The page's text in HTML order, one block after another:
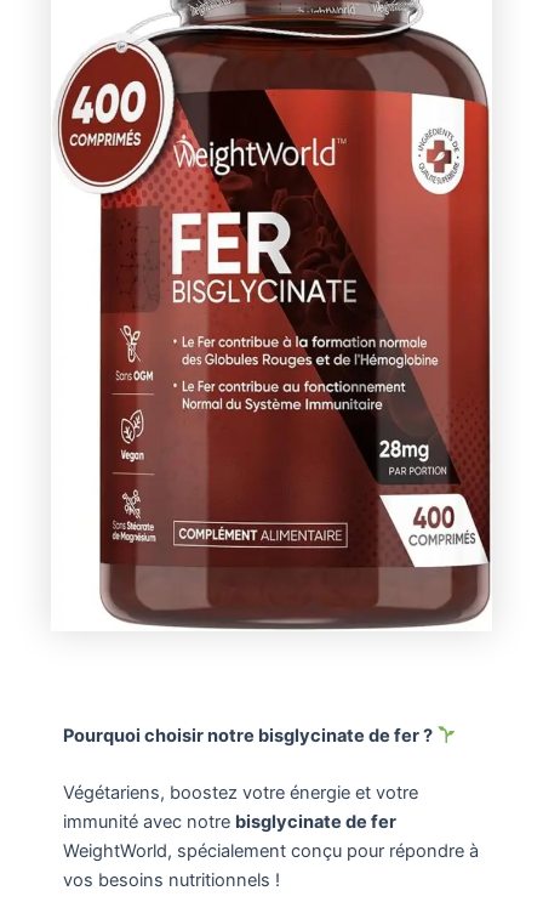
Pourquoi choisir notre bisglycinate de fer ?
Végétariens, boostez votre énergie et votre
immunité avec notre bisglycinate de fer
WeightWorld, spécialement conçu pour répondre à
vos besoins nutritionnels !